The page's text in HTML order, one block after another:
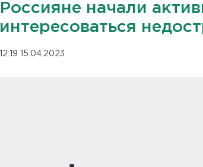
Россияне начали
интересоваться
12:19 15.04.2023